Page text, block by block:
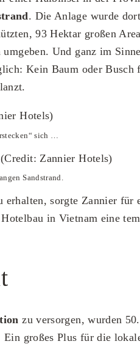
. Die Anlage wurde
93 Hektar großen
Und ganz im
Kein Baum oder Busch
sich …
Sandstrand.
erhalten, sorgte Zannier für
in Vietnam eine
zu versorgen, wurden
Ein großes Plus für die